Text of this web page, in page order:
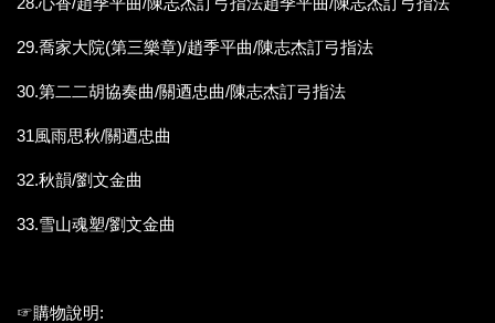
29.喬家大院(第三樂章)/趙季平曲/陳志杰訂弓指法
30.第二二胡協奏曲/關迺忠曲/陳志杰訂弓指法
31風雨思秋/關迺忠曲
32.秋韻/劉文金曲
33.雪山魂塑/劉文金曲
☞購物說明: